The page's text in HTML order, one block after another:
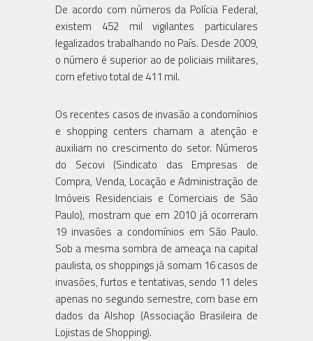
De acordo com números da Polícia Federal,
existem 452 mil vigilantes particulares
legalizados trabalhando no País. Desde 2009,
o número é superior ao de policiais militares,
com efetivo total de 411 mil.
Os recentes casos de invasão a condomínios
e shopping centers chamam a atenção e
auxiliam no crescimento do setor. Números
do Secovi (Sindicato das Empresas de
Compra, Venda, Locação e Administração de
Imóveis Residenciais e Comerciais de São
Paulo), mostram que em 2010 já ocorreram
19 invasões a condomínios em São Paulo.
Sob a mesma sombra de ameaça na capital
paulista, os shoppings já somam 16 casos de
invasões, furtos e tentativas, sendo 11 deles
apenas no segundo semestre, com base em
dados da Alshop (Associação Brasileira de
Lojistas de Shopping).